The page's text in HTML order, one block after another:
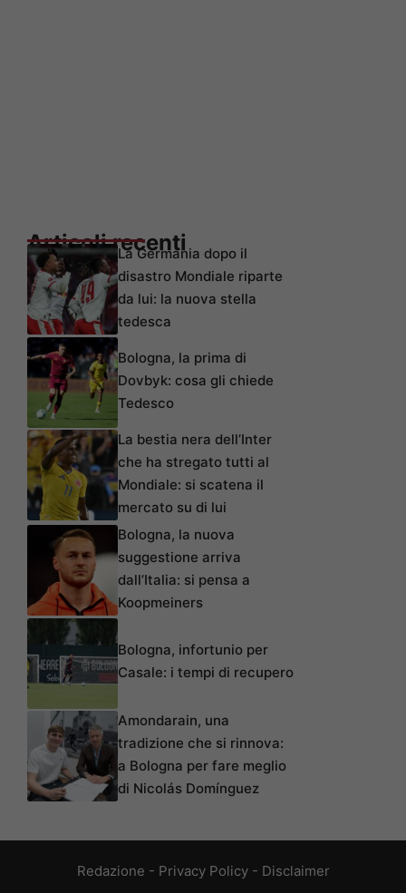
Articoli recenti
La Germania dopo il
disastro Mondiale riparte
da lui: la nuova stella
tedesca
Bologna, la prima di
Dovbyk: cosa gli chiede
Tedesco
La bestia nera dell’Inter
che ha stregato tutti al
Mondiale: si scatena il
mercato su di lui
Bologna, la nuova
suggestione arriva
dall’Italia: si pensa a
Koopmeiners
Bologna, infortunio per
Casale: i tempi di recupero
Amondarain, una
tradizione che si rinnova:
a Bologna per fare meglio
di Nicolás Domínguez
Redazione - Privacy Policy- Disclaimer